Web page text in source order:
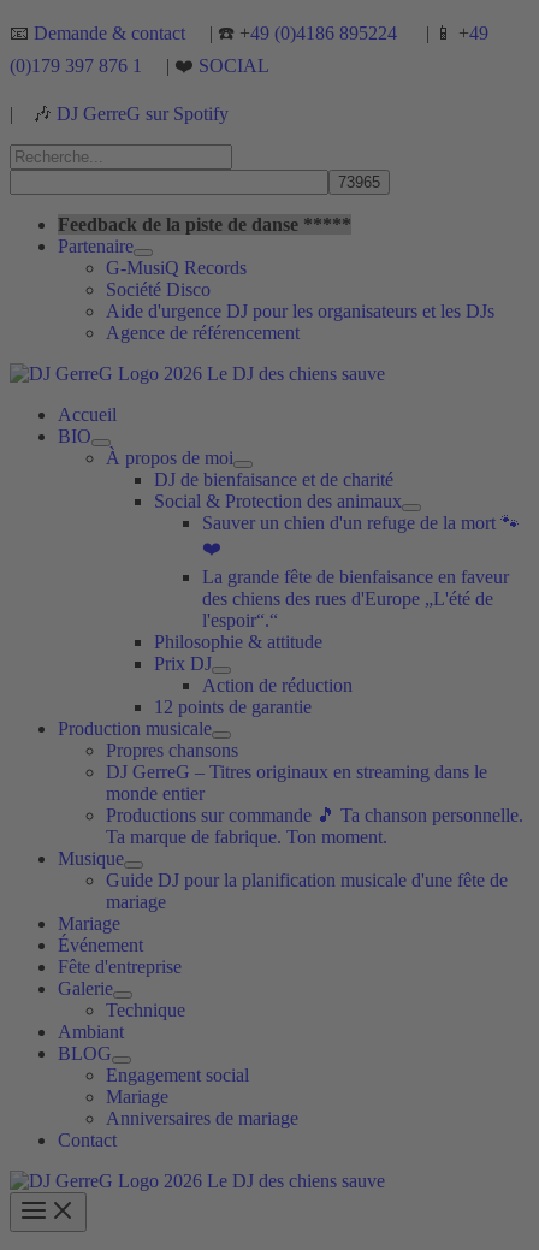
Aller
contenu
📧 Demande & contact | ☎️ +49 (0)4186 895224 | 📱 +49
(0)179 397 876 1
| ❤️ SOCIAL
| 🎶 DJ GerreG sur Spotify
Rechercher :
Feedback de la piste de danse *****
Partenaire
G-MusiQ Records
Société Disco
Aide d'urgence DJ pour les organisateurs et les DJs
Agence de référencement
Accueil
BIO
À propos de moi
DJ de bienfaisance et de charité
Social & Protection des animaux
Sauver un chien d'un refuge de la mort 🐾
❤️
La grande fête de bienfaisance en faveur
des chiens des rues d'Europe „L'été de
l'espoir“.“
Philosophie & attitude
Prix DJ
Action de réduction
12 points de garantie
Production musicale
Propres chansons
DJ GerreG – Titres originaux en streaming dans le
monde entier
Productions sur commande 🎵 Ta chanson personnelle.
Ta marque de fabrique. Ton moment.
Musique
Guide DJ pour la planification musicale d'une fête de
mariage
Mariage
Événement
Fête d'entreprise
Galerie
Technique
Ambiant
BLOG
Engagement social
Mariage
Anniversaires de mariage
Contact